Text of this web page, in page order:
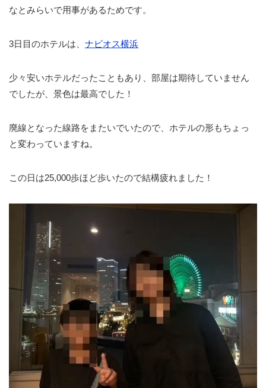
なとみらいで用事があるためです。
3日目のホテルは、 ナビオス横浜
少々安いホテルだったこともあり、部屋は期待していません
でしたが、景色は最高でした！
廃線となった線路をまたいでいたので、ホテルの形もちょっ
と変わっていますね。
この日は25,000歩ほど歩いたので結構疲れました！